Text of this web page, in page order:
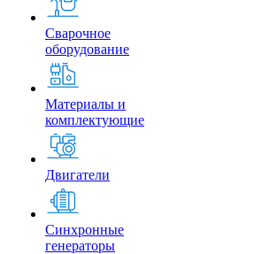
Сварочное
оборудование
Материалы и
комплектующие
Двигатели
Синхронные
генераторы